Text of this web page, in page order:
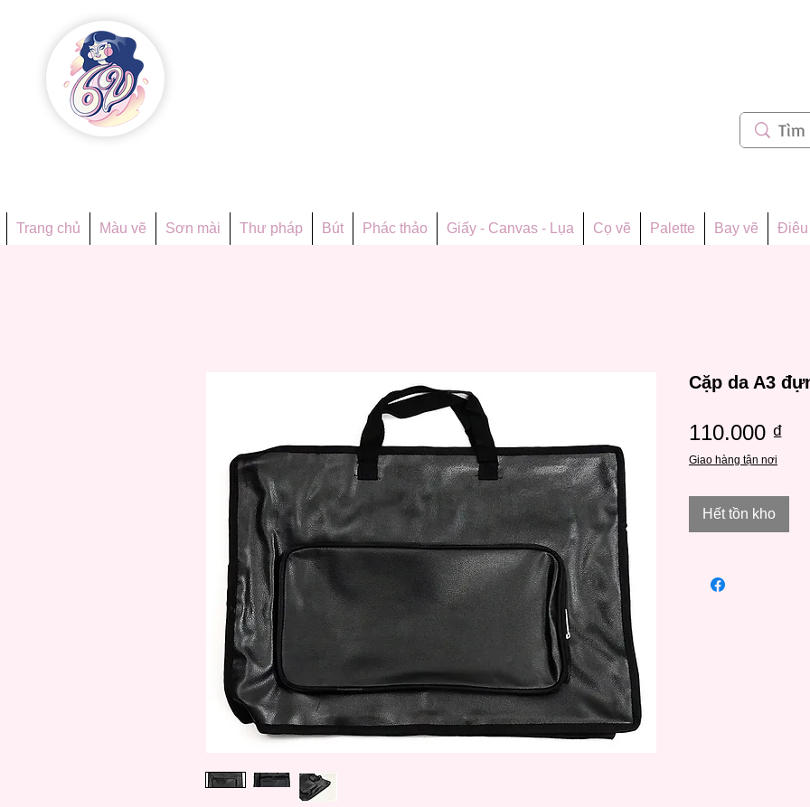
Trang chủ Màu vẽ Sơn mài Thư pháp Bút Phác thảo Giấy - Canvas - Lụa Cọ vẽ Palette Bay vẽ Điêu
Cặp da A3
110.000 ₫
Giao hàng tận nơi
Hết tồn kho